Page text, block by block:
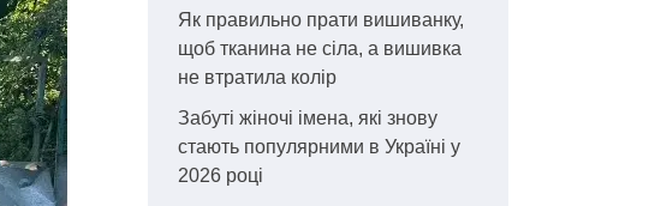
Як правильно прати вишиванку,
щоб тканина не сіла, а вишивка
не втратила колір
Забуті жіночі імена, які знову
стають популярними в Україні у
2026 році